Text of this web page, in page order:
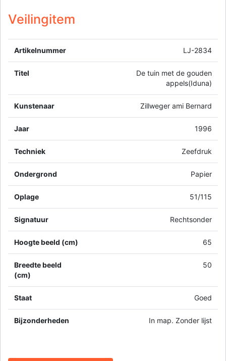
Veilingitem
Artikelnummer LJ-2834
Titel
De tuin met de gouden
appels(Iduna)
Kunstenaar Zillweger ami Bernard
Jaar 1996
Techniek Zeefdruk
Ondergrond Papier
Oplage 51/115
Signatuur Rechtsonder
Hoogte beeld (cm) 65
Breedte beeld
(cm)
50
Staat Goed
Bijzonderheden In map. Zonder lijst